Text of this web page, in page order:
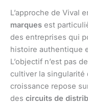
L’approche de Vival
marques est
des entreprises qui
histoire authentique
L’objectif n’est pas
cultiver la singularité
croissance repose
des circuits de